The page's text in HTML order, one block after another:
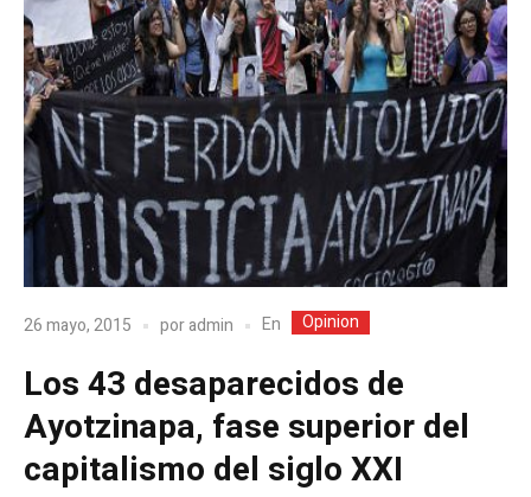
26 mayo, 2015 poradmin En Opinion
Los 43 desaparecidos de
Ayotzinapa, fase superior del
capitalismo del siglo XXI